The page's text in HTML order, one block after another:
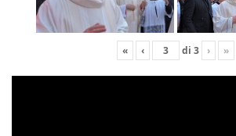
« ‹ di 3 › »